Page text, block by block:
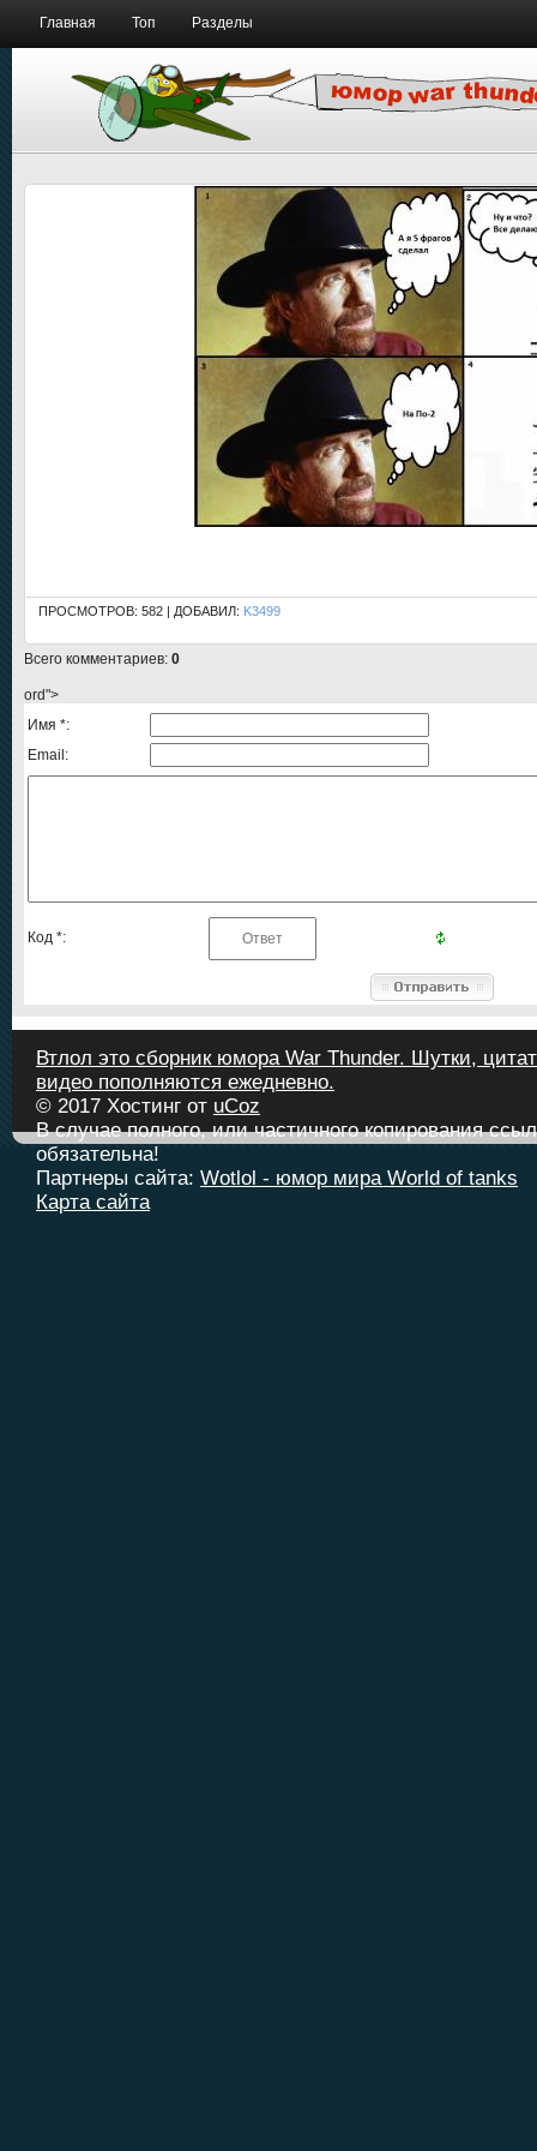
Главная Топ Разделы
ПРОСМОТРОВ: 582 | ДОБАВИЛ: K3499
Всего комментариев: 0
ord">
Имя *:
Email:
Код *:
Втлол это сборник юмора War Thunder. Шутки,
видео пополняются ежедневно.
© 2017 Хостинг от uCoz
В случае полного, или частичного копирования
обязательна!
Партнеры сайта: Wotlol - юмор мира World of tanks
Карта сайта